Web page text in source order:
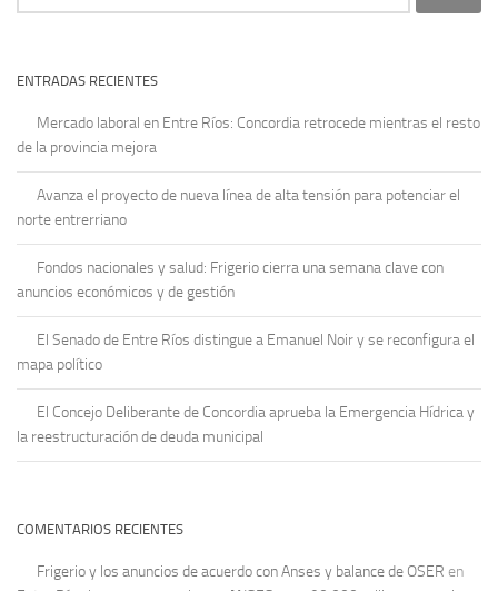
ENTRADAS RECIENTES
Mercado laboral en Entre Ríos: Concordia retrocede mientras el resto
de la provincia mejora
Avanza el proyecto de nueva línea de alta tensión para potenciar el
norte entrerriano
Fondos nacionales y salud: Frigerio cierra una semana clave con
anuncios económicos y de gestión
El Senado de Entre Ríos distingue a Emanuel Noir y se reconfigura el
mapa político
El Concejo Deliberante de Concordia aprueba la Emergencia Hídrica y
la reestructuración de deuda municipal
COMENTARIOS RECIENTES
Frigerio y los anuncios de acuerdo con Anses y balance de OSER en